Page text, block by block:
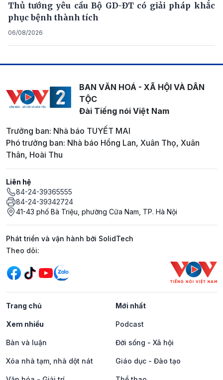
Thủ tướng yêu cầu Bộ GD-ĐT có giải pháp khắc
phục bệnh thành tích
06/08/2026
BAN VĂN HOÁ - XÃ HỘI VÀ DÂN
TỘC
Đài Tiếng nói Việt Nam
Trưởng ban: Nhà báo TUYẾT MAI
Phó trưởng ban: Nhà báo Hồng Lan, Xuân Thọ, Xuân
Thân, Hoài Thu
Liên hệ
84-24-39365555
84-24-39342724
41-43 phố Bà Triệu, phường Cửa Nam, TP. Hà Nội
Phát triển và vận hành bởi SolidTech
Mạng xã hội
Theo dõi:
Trang chủ Mới nhất
Xem nhiều Podcast
Bàn và luận Đời sống - Xã hội
Xóa nhà tạm, nhà dột nát Giáo dục - Đào tạo